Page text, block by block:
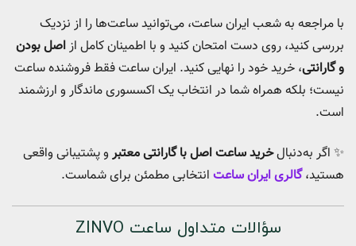
با مراجعه به شعب ایران ساعت، می‌توانید ساعت‌ها را از نزدیک
بررسی کنید، روی دست امتحان کنید و با اطمینان کامل ازاصل بودن
و گارانتی، خرید خود را نهایی کنید. ایران ساعت فقط فروشنده ساعت
نیست؛ بلکه همراه شما در انتخاب یک اکسسوری ماندگار و ارزشمند
است.
✨ اگر به‌دنبالخرید ساعت اصل با گارانتی معتبر و پشتیبانی واقعی
هستید،گالری ایران ساعت انتخابی مطمئن برای شماست.
سؤالات متداول ساعت ZINVO